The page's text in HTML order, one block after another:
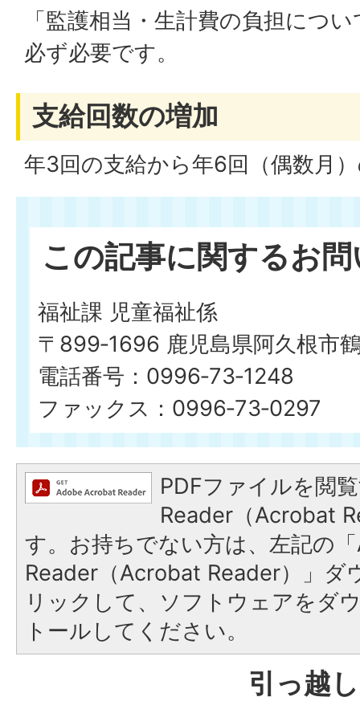
「監護相当・生計費の負担につ
必ず必要です。
支給回数の増加
年3回の支給から年6回（偶数月
この記事に関するお
福祉課 児童福祉係
〒899‐1696 鹿児島県阿久根市
電話番号：0996‐73‐1248
ファックス：0996‐73‐0297
PDFファイルを閲
Reader（Acrobat
す。お持ちでない方は、左記の
Reader（Acrobat Reader）」ダ
リックして、ソフトウェアをダ
トールしてください。
引っ越し